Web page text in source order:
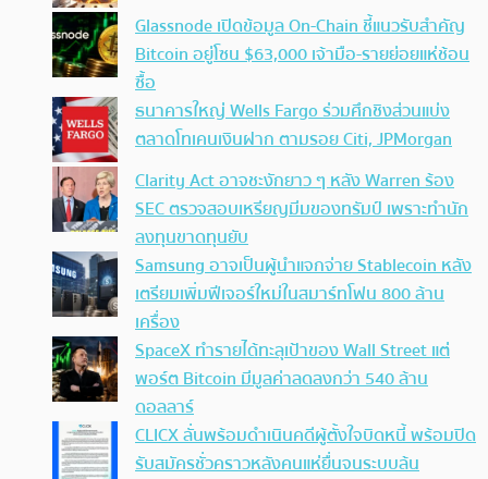
Glassnode เปิดข้อมูล On-Chain ชี้แนวรับสำคัญ
Bitcoin อยู่โซน $63,000 เจ้ามือ-รายย่อยแห่ช้อน
ซื้อ
ธนาคารใหญ่ Wells Fargo ร่วมศึกชิงส่วนแบ่ง
ตลาดโทเคนเงินฝาก ตามรอย Citi, JPMorgan
Clarity Act อาจชะงักยาว ๆ หลัง Warren ร้อง
SEC ตรวจสอบเหรียญมีมของทรัมป์ เพราะทำนัก
ลงทุนขาดทุนยับ
Samsung อาจเป็นผู้นำแจกจ่าย Stablecoin หลัง
เตรียมเพิ่มฟีเจอร์ใหม่ในสมาร์ทโฟน 800 ล้าน
เครื่อง
SpaceX ทำรายได้ทะลุเป้าของ Wall Street แต่
พอร์ต Bitcoin มีมูลค่าลดลงกว่า 540 ล้าน
ดอลลาร์
CLICX ลั่นพร้อมดำเนินคดีผู้ตั้งใจบิดหนี้ พร้อมปิด
รับสมัครชั่วคราวหลังคนแห่ยื่นจนระบบล้น